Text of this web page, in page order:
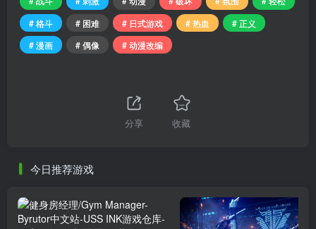
# 格斗
# 困难 # 日式游戏 # 热血
# 正义
# 漫画
# 偶像 # 动漫改编
分享 收藏
今日推荐游戏